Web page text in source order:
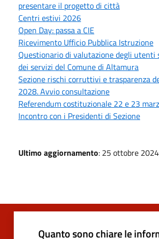
presentare il progetto di città
Centri estivi 2026
Open Day: passa a CIE
Ricevimento Ufficio Pubblica Istruzione
Questionario di valutazione degli utenti
dei servizi del Comune di Altamura
Sezione rischi corruttivi e trasparenza
2028. Avvio consultazione
Referendum costituzionale 22 e 23
Incontro con i Presidenti di Sezione
Ultimo aggiornamento: 25 ottobre
Quanto sono chiare le